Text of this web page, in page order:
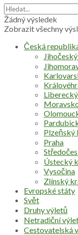
Žádný výsledek
Zobrazit všechny
Česká
Plzeňský
Praha
Ústecký
Vysočina
Zlínský
Evropské státy
Svět
Druhy výletů
Netradiční
Cestovatelská